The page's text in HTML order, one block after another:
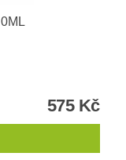
575 Kč